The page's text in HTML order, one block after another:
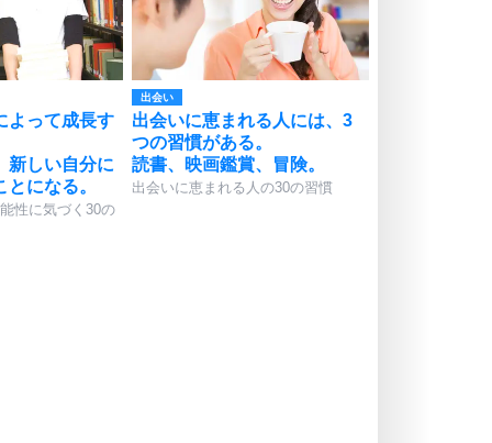
よって成長す
新しい自分に
になる。
性に気づく30の
出会い
出会いに恵まれる人には、3
つの習慣がある。
読書、映画鑑賞、冒険。
出会いに恵まれる人の30の習慣